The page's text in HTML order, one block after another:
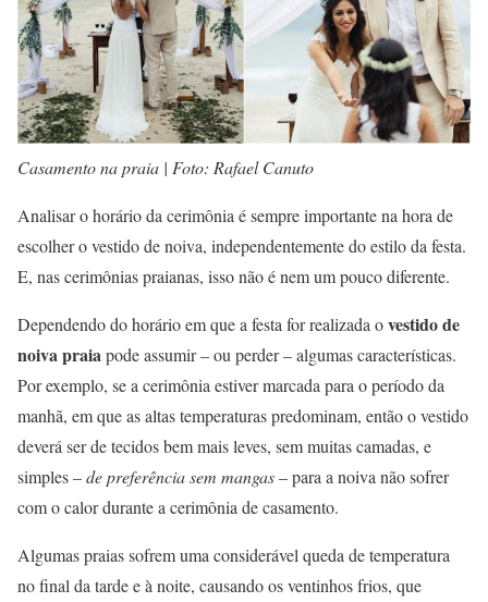
Casamento na praia | Foto: Rafael Canuto
Analisar o horário da cerimônia é sempre importante na hora de
escolher o vestido de noiva, independentemente do estilo da festa.
E, nas cerimônias praianas, isso não é nem um pouco diferente.
Dependendo do horário em que a festa for realizada ovestido de
noiva praia pode assumir – ou perder – algumas características.
Por exemplo, se a cerimônia estiver marcada para o período da
manhã, em que as altas temperaturas predominam, então o vestido
deverá ser de tecidos bem mais leves, sem muitas camadas, e
simples –de preferência sem mangas– para a noiva não sofrer
com o calor durante a cerimônia de casamento.
Algumas praias sofrem uma considerável queda de temperatura
no final da tarde e à noite, causando os ventinhos frios, que